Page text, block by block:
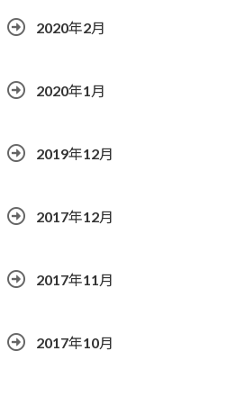
2020年2月
2020年1月
2019年12月
2017年12月
2017年11月
2017年10月